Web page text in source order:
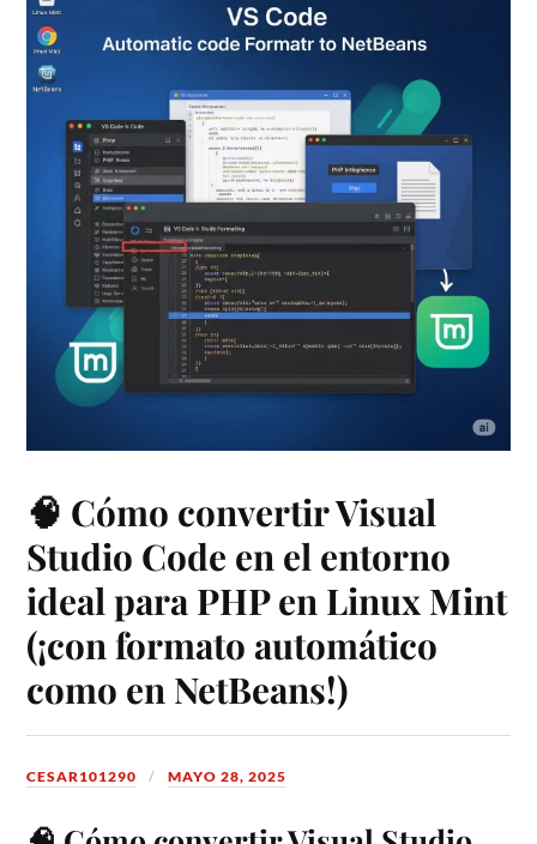
🧠 Cómo convertir Visual
Studio Code en el entorno
ideal para PHP en Linux Mint
(¡con formato automático
como en NetBeans!)
CESAR101290 MAYO 28, 2025